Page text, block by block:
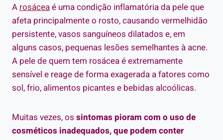
A rosáceaé uma condição inflamatória da pele que
afeta principalmente o rosto, causando vermelhidão
persistente, vasos sanguíneos dilatados e, em
alguns casos, pequenas lesões semelhantes à acne.
A pele de quem tem rosácea é extremamente
sensível e reage de forma exagerada a fatores como
sol, frio, alimentos picantes e bebidas alcoólicas.
Muitas vezes, os sintomas pioram com o uso de
cosméticos inadequados, que podem conter